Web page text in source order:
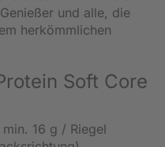
und alle, die
herkömmlichen
Soft Core
16 g / Riegel